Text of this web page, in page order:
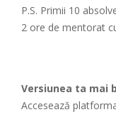
P.S. Primii 10
2 ore de mentorat
Versiunea ta mai
Accesează